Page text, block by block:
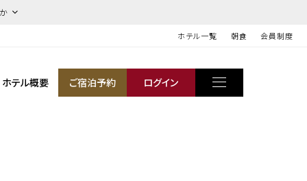
ホテル一覧 朝食 会員制度
ホテル概要 ご宿泊予約 ログイン